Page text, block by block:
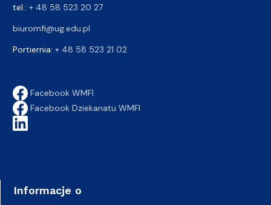
tel.: + 48 58 523 20 27
biuromfi@ug.edu.pl
Portiernia: + 48 58 523 21 02
Facebook WMFI
Facebook Dziekanatu WMFI
Informacje o